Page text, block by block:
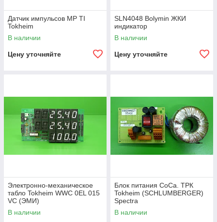
Датчик импульсов МР ТI
Tokheim
В наличии
Цену уточняйте
SLN4048 Bolymin ЖКИ
индикатор
В наличии
Цену уточняйте
Электронно-механическое
табло Tokheim WWC 0EL 015
VC (ЭМИ)
В наличии
Блок питания CoCa. ТРК
Tokheim (SСHLUMBERGER)
Spectra
В наличии